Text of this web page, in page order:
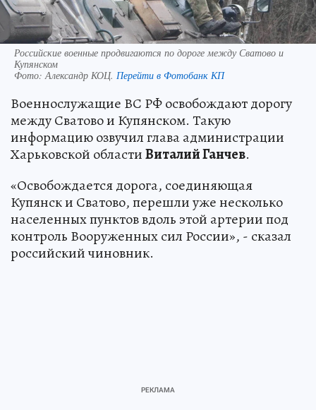
Российские военные продвигаются по дороге между Сватово и
Купянском
Фото:Александр КОЦ. Перейти в Фотобанк КП
Военнослужащие ВС РФ освобождают дорогу
между Сватово и Купянском. Такую
информацию озвучил глава администрации
Харьковской областиВиталий Ганчев.
«Освобождается дорога, соединяющая
Купянск и Сватово, перешли уже несколько
населенных пунктов вдоль этой артерии под
контроль Вооруженных сил России», - сказал
российский чиновник.